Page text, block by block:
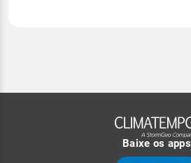
Baixe os apps